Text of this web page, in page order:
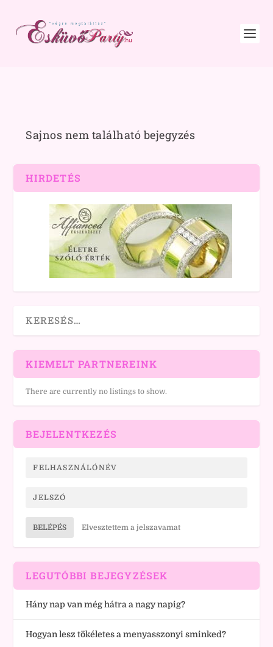
Sajnos nem található bejegyzés
HIRDETÉS
KIEMELT PARTNEREINK
There are currently no listings to show.
BEJELENTKEZÉS
BELÉPÉS Elvesztettem a jelszavamat
LEGUTÓBBI BEJEGYZÉSEK
Hány nap van még hátra a nagy napig?
Hogyan lesz tökéletes a menyasszonyi sminked?